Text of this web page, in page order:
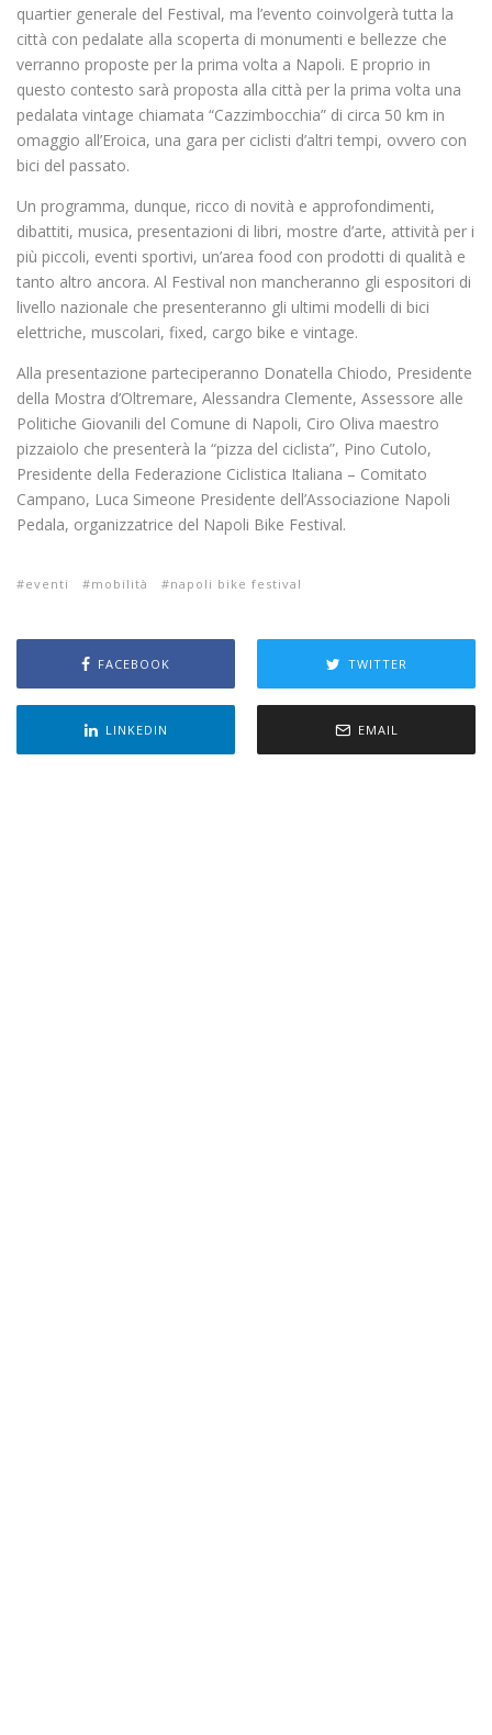
quartier generale del Festival, ma l’evento coinvolgerà tutta la
città con pedalate alla scoperta di monumenti e bellezze che
verranno proposte per la prima volta a Napoli. E proprio in
questo contesto sarà proposta alla città per la prima volta una
pedalata vintage chiamata “Cazzimbocchia” di circa 50 km in
omaggio all’Eroica, una gara per ciclisti d’altri tempi, ovvero con
bici del passato.
Un programma, dunque, ricco di novità e approfondimenti,
dibattiti, musica, presentazioni di libri, mostre d’arte, attività per i
più piccoli, eventi sportivi, un’area food con prodotti di qualità e
tanto altro ancora. Al Festival non mancheranno gli espositori di
livello nazionale che presenteranno gli ultimi modelli di bici
elettriche, muscolari, fixed, cargo bike e vintage.
Alla presentazione parteciperanno Donatella Chiodo, Presidente
della Mostra d’Oltremare, Alessandra Clemente, Assessore alle
Politiche Giovanili del Comune di Napoli, Ciro Oliva maestro
pizzaiolo che presenterà la “pizza del ciclista”, Pino Cutolo,
Presidente della Federazione Ciclistica Italiana – Comitato
Campano, Luca Simeone Presidente dell’Associazione Napoli
Pedala, organizzatrice del Napoli Bike Festival.
eventi mobilità napoli bike festival
FACEBOOK TWITTER
LINKEDIN EMAIL